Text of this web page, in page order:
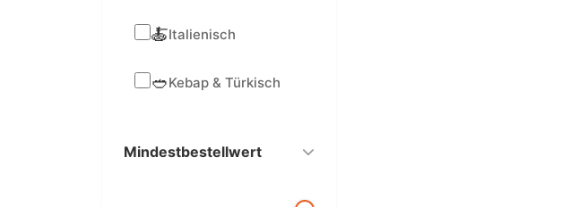
🍝Italienisch
🥙Kebap & Türkisch
Mindestbestellwert